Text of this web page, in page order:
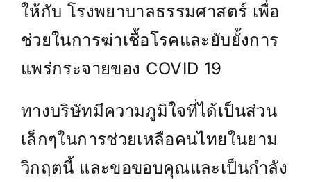
ให้กับ โรงพยาบาลธรรมศาสตร์ เพื่อ
ช่วยในการฆ่าเชื้อโรคและยับยั้งการ
แพร่กระจายของ COVID 19
ทางบริษัทมีความภูมิใจที่ได้เป็นส่วน
เล็กๆในการช่วยเหลือคนไทยในยาม
วิกฤตนี้ และขอขอบคุณและเป็นกำลัง